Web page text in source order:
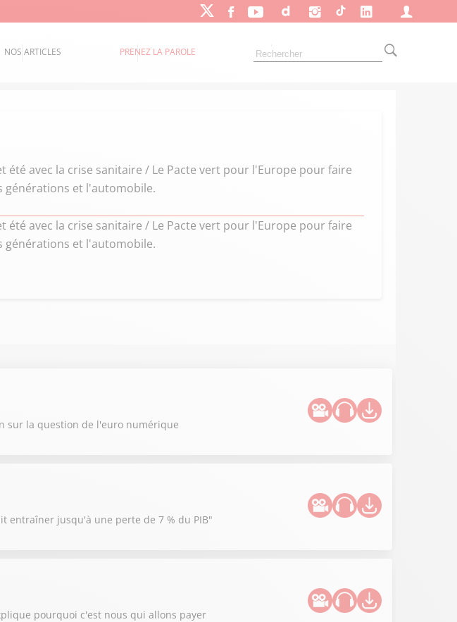
NOS ARTICLES PRENEZ LA PAROLE
avec la crise sanitaire / Le Pacte vert pour l'Europe pour faire
générations et l'automobile.
avec la crise sanitaire / Le Pacte vert pour l'Europe pour faire
générations et l'automobile.
sur la question de l'euro numérique
entraîner jusqu'à une perte de 7 % du PIB"
pourquoi c'est nous qui allons payer